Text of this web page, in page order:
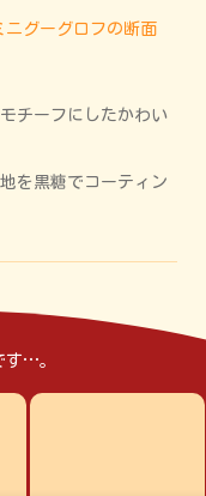
チーフにしたかわい
を黒糖でコーティン
す…。